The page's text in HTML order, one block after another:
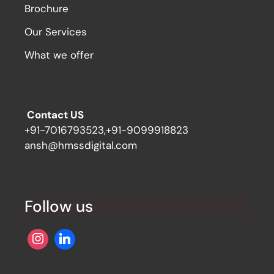
Brochure
Our Services
What we offer
Contact US
+91-7016793523,+91-9099918823
ansh@hmssdigital.com
Follow us